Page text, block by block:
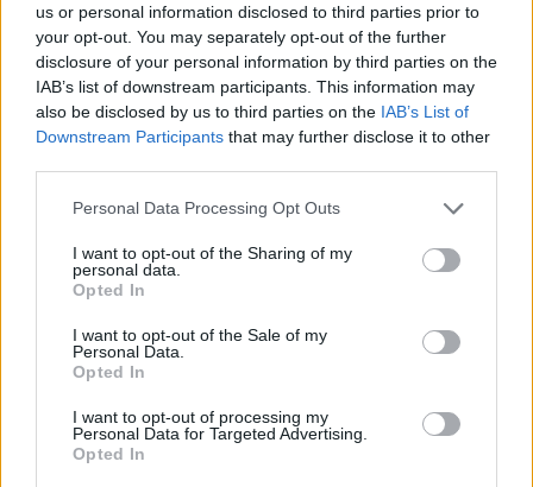
us or personal information disclosed to third parties prior to
your opt-out. You may separately opt-out of the further
disclosure of your personal information by third parties on the
IAB’s list of downstream participants. This information may
also be disclosed by us to third parties on the IAB’s List of
Downstream Participants that may further disclose it to other
Personal Data Processing Opt Outs
I want to opt-out of the Sharing of my
personal data.
Opted In
I want to opt-out of the Sale of my
Personal Data.
Opted In
I want to opt-out of processing my
Personal Data for Targeted Advertising.
Opted In
Απολογισμός από τον Β. Τσιάκο:
Σημαντικό έργο σε όλους τους τομείς
παρήχθη από τον Δήμο το 2024
Για παραγωγή έργου σε όλους τους τομείς, παρά τις
δυσκολίες που παρουσιάστηκαν, κυρίως από τις
θεομηνίες, μίλησε ο δήμαρχος Καρδίτσας Βασίλης
Τσιάκος, στην ειδική συνεδρίαση λογοδοσίας για το 2024
συνεργάτες και στελεχιακό δυναμικό του Δήμου και
τονίζοντας ότι η Δημοτική Αρχή με σχέδιο και με συνέπεια
υπηρετεί τον δημότη.
Κατηγορία Τοπική Επικαιρότητα